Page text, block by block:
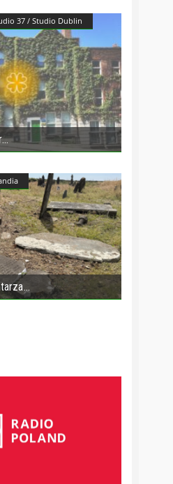
37 / Studio Dublin